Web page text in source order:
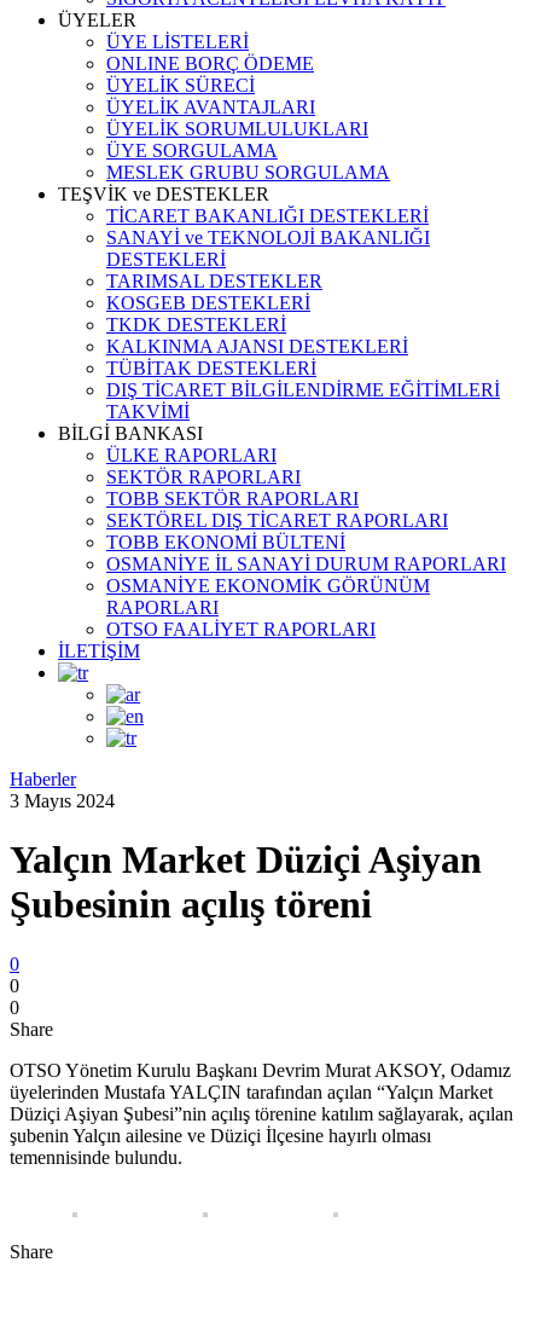
ÜYELER
ÜYE LİSTELERİ
ONLINE BORÇ ÖDEME
ÜYELİK SÜRECİ
ÜYELİK AVANTAJLARI
ÜYELİK SORUMLULUKLARI
ÜYE SORGULAMA
MESLEK GRUBU SORGULAMA
TEŞVİK ve DESTEKLER
TİCARET BAKANLIĞI DESTEKLERİ
SANAYİ ve TEKNOLOJİ BAKANLIĞI
DESTEKLERİ
TARIMSAL DESTEKLER
KOSGEB DESTEKLERİ
TKDK DESTEKLERİ
KALKINMA AJANSI DESTEKLERİ
TÜBİTAK DESTEKLERİ
DIŞ TİCARET BİLGİLENDİRME EĞİTİMLERİ
TAKVİMİ
BİLGİ BANKASI
ÜLKE RAPORLARI
SEKTÖR RAPORLARI
TOBB SEKTÖR RAPORLARI
SEKTÖREL DIŞ TİCARET RAPORLARI
TOBB EKONOMİ BÜLTENİ
OSMANİYE İL SANAYİ DURUM RAPORLARI
OSMANİYE EKONOMİK GÖRÜNÜM
RAPORLARI
OTSO FAALİYET RAPORLARI
İLETİŞİM
Haberler
3 Mayıs 2024
Yalçın Market Düziçi Aşiyan
Şubesinin açılış töreni
0
0
0
Share
OTSO Yönetim Kurulu Başkanı Devrim Murat AKSOY, Odamız
üyelerinden Mustafa YALÇIN tarafından açılan “Yalçın Market
Düziçi Aşiyan Şubesi”nin açılış törenine katılım sağlayarak, açılan
şubenin Yalçın ailesine ve Düziçi İlçesine hayırlı olması
temennisinde bulundu.
Share